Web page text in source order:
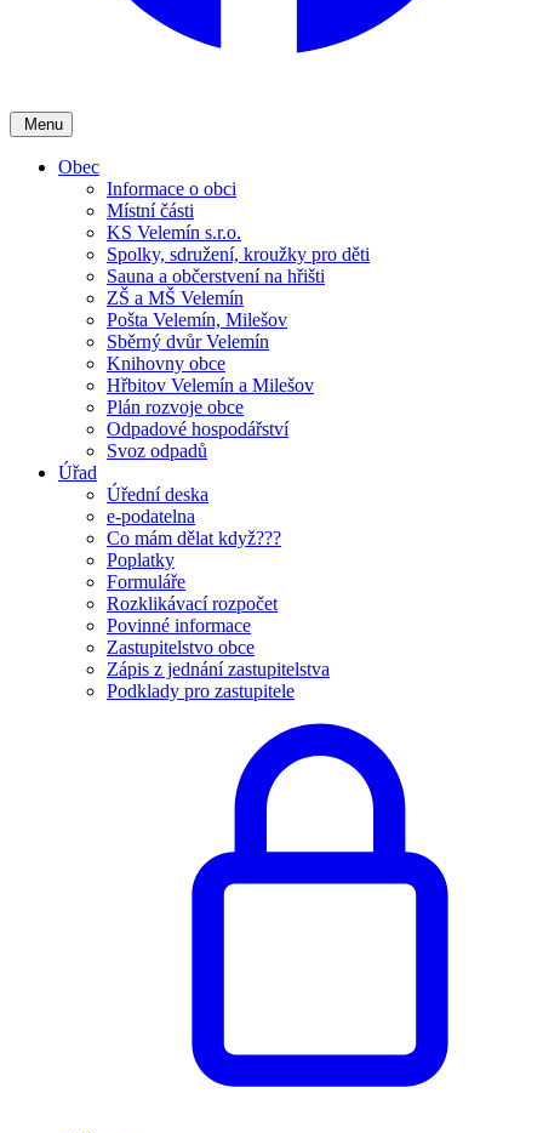
Menu
Obec
Informace o obci
Místní části
KS Velemín s.r.o.
Spolky, sdružení, kroužky pro děti
Sauna a občerstvení na hřišti
ZŠ a MŠ Velemín
Pošta Velemín, Milešov
Sběrný dvůr Velemín
Knihovny obce
Hřbitov Velemín a Milešov
Plán rozvoje obce
Odpadové hospodářství
Svoz odpadů
Úřad
Úřední deska
e-podatelna
Co mám dělat když???
Poplatky
Formuláře
Rozklikávací rozpočet
Povinné informace
Zastupitelstvo obce
Zápis z jednání zastupitelstva
Podklady pro zastupitele